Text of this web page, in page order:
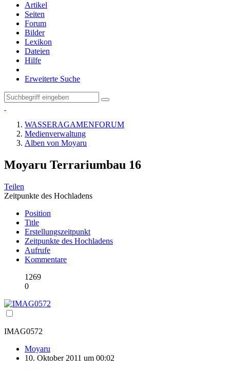
Artikel
Seiten
Forum
Bilder
Lexikon
Dateien
Hilfe
Erweiterte Suche
WASSERAGAMENFORUM
Medienverwaltung
Alben von Moyaru
Moyaru Terrariumbau 16
Teilen
Zeitpunkte des Hochladens
Position
Title
Erstellungszeitpunkt
Zeitpunkte des Hochladens
Aufrufe
Kommentare
1269
0
IMAG0572
Moyaru
10. Oktober 2011 um 00:02